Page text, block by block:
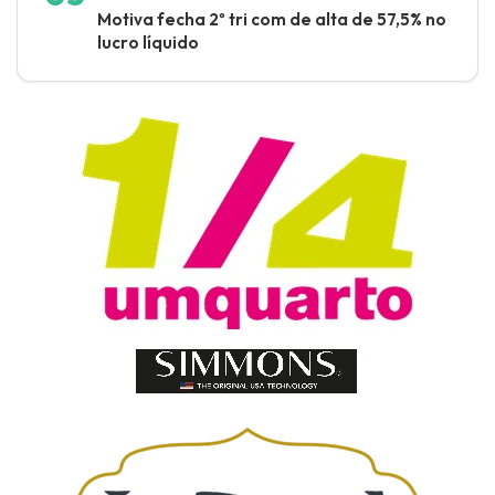
Motiva fecha 2º tri com de alta de 57,5% no
lucro líquido